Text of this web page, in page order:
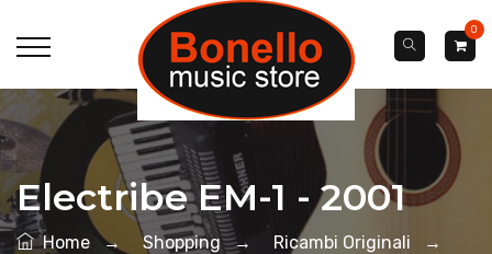
0
Electribe EM-1 - 2001
Home → Shopping → Ricambi Originali
→